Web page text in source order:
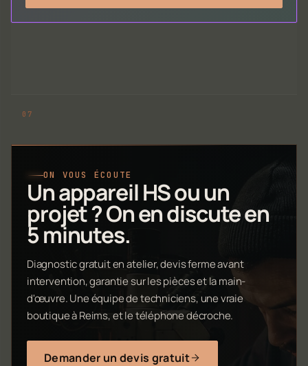
ON VOUS ÉCOUTE
Un appareil HS ou un
projet ? On en discute en
5 minutes.
Diagnostic gratuit en atelier, devis ferme avant
intervention, garantie sur les pièces et la main-
d'œuvre. Une équipe de techniciens, une vraie
boutique à Reims, et le téléphone décroche.
Demander un devis gratuit